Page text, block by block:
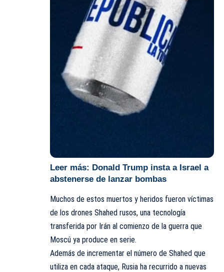
Leer más: Donald Trump insta a Israel a
abstenerse de lanzar bombas
Muchos de estos muertos y heridos fueron víctimas
de los drones Shahed rusos, una tecnología
transferida por Irán al comienzo de la guerra que
Moscú ya produce en serie.
Además de incrementar el número de Shahed que
utiliza en cada ataque, Rusia ha recurrido a nuevas